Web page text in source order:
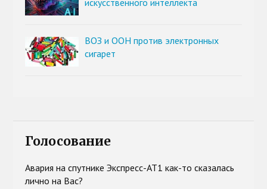
ВОЗ и ООН против электронных
сигарет
Голосование
Авария на спутнике Экспресс-АТ1 как-то сказалась
лично на Вас?